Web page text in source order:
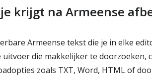
krijgt na Armeense
Armeense tekst die je in elke
uitvoer die makkelijker te doorzoeken,
zoals TXT, Word, HTML of